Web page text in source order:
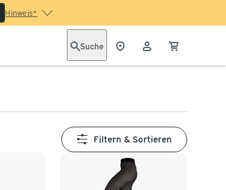
Hinweis*
Suche
Filtern & Sortieren